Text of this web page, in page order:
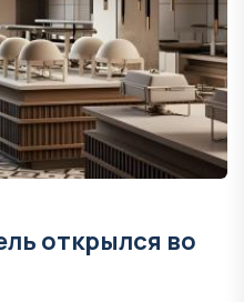
открылся во